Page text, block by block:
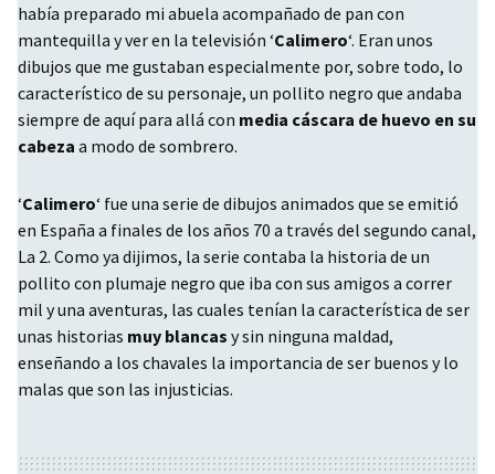
había preparado mi abuela acompañado de pan con
mantequilla y ver en la televisión ‘Calimero‘. Eran unos
dibujos que me gustaban especialmente por, sobre todo, lo
característico de su personaje, un pollito negro que andaba
siempre de aquí para allá con media cáscara de huevo en su
cabeza a modo de sombrero.
‘Calimero‘ fue una serie de dibujos animados que se emitió
en España a finales de los años 70 a través del segundo canal,
La 2. Como ya dijimos, la serie contaba la historia de un
pollito con plumaje negro que iba con sus amigos a correr
mil y una aventuras, las cuales tenían la característica de ser
unas historias muy blancas y sin ninguna maldad,
enseñando a los chavales la importancia de ser buenos y lo
malas que son las injusticias.